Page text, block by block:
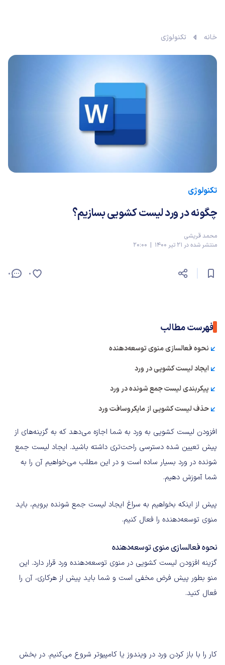
خانه تکنولوژی
تکنولوژی
چگونه در ورد لیست کشویی بسازیم؟
محمد قریشی
منتشر شده در 21 تیر 1400 | 20:00
0 0
فهرست مطالب
نحوه فعالسازی منوی توسعه‌دهنده
ایجاد لیست کشویی در ورد
پیکربندی لیست جمع شونده در ورد
حذف لیست کشویی از مایکروسافت ورد
افزودن لیست کشویی به ورد به شما اجازه می‌دهد که به گزینه‌های از
پیش تعیین شده دسترسی راحت‌تری داشته باشید. ایجاد لیست جمع
شونده در ورد بسیار ساده است و در این مطلب می‌خواهیم آن را به
شما آموزش دهیم.
پیش از اینکه بخواهیم به سراغ ایجاد لیست جمع شونده برویم، باید
منوی توسعه‌دهنده را فعال کنیم.
نحوه فعالسازی منوی توسعه‌دهنده
گزینه افزودن لیست کشویی در منوی توسعه‌دهنده ورد قرار دارد. این
منو بطور پیش فرض مخفی است و شما باید پیش از هرکاری، آن را
فعال کنید.
کار را با باز کردن ورد در ویندوز یا کامپیوتر شروع می‌کنیم. در بخش